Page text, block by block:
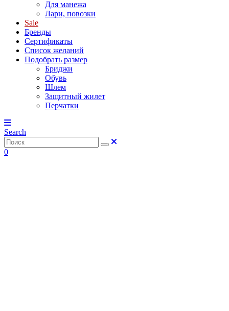
Для манежа
Лари, повозки
Sale
Бренды
Сертификаты
Список желаний
Подобрать размер
Бриджи
Обувь
Шлем
Защитный жилет
Перчатки
Search
0